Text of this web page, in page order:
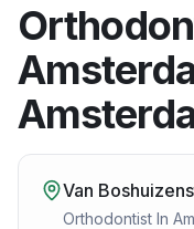
Van
Orthodontist In